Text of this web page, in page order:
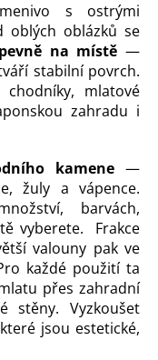
s ostrými
oblých oblázků se
na místě —
stabilní povrch.
mlatové
zahradu i
kamene —
žuly a vápence.
barvách,
vyberete. Frakce
valouny pak ve
každé použití ta
přes zahradní
stěny. Vyzkoušet
jsou estetické,